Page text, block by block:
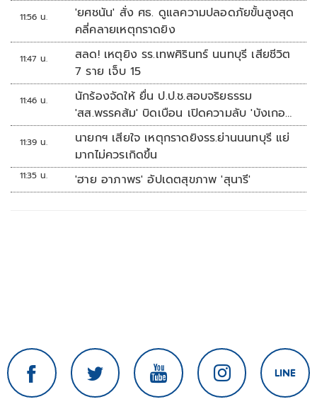
11:56 น.
'ยศชนัน' สั่ง ศธ. ดูแลความปลอดภัยขั้นสูงสุด
คลี่คลายเหตุกราดยิง
11:47 น.
สลด! เหตุยิง รร.เทพศิรินทร์ นนทบุรี เสียชีวิต
7 ราย เจ็บ 15
11:46 น.
นักร้องจัดให้ ยื่น ป.ป.ช.สอบจริยธรรม
'สส.พรรคส้ม' บิดเบือน เปิดความลับ 'บังเกอร์
ทหาร'
11:39 น.
นายกฯ เสียใจ เหตุกราดยิงรร.ย่านนนทบุรี แย่
มากไม่ควรเกิดขึ้น
11:35 น. 'ฮาย อาภาพร' อัปเดตสุขภาพ 'สุนารี'